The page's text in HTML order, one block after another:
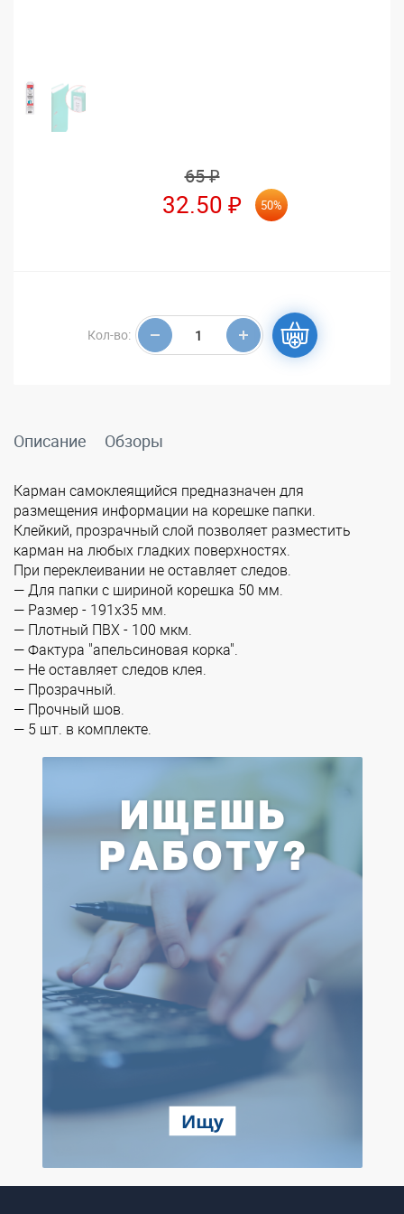
65 ₽
32.50 ₽ 50%
Кол-во:
Описание Обзоры
Карман самоклеящийся предназначен для
размещения информации на корешке папки.
Клейкий, прозрачный слой позволяет разместить
карман на любых гладких поверхностях.
При переклеивании не оставляет следов.
— Для папки с шириной корешка 50 мм.
— Размер - 191х35 мм.
— Плотный ПВХ - 100 мкм.
— Фактура "апельсиновая корка".
— Не оставляет следов клея.
— Прозрачный.
— Прочный шов.
— 5 шт. в комплекте.